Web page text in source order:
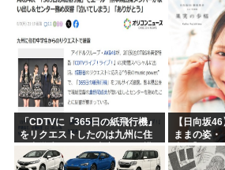
「CDTVに『365日の紙飛行機』
をリクエストしたのは九州に住
む中学生」←この事実って結構
デカいよな【AKB48】
【日向坂
ままの姿
真集】